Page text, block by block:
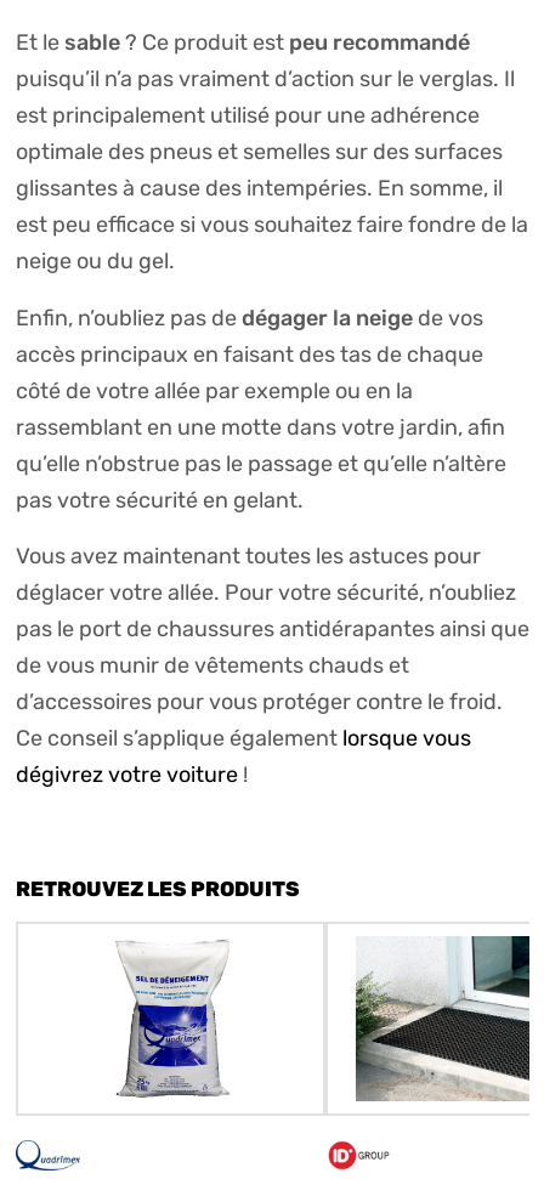
Et le sable? Ce produit est peu recommandé
puisqu’il n’a pas vraiment d’action sur le verglas. Il
est principalement utilisé pour une adhérence
optimale des pneus et semelles sur des surfaces
glissantes à cause des intempéries. En somme, il
est peu efficace si vous souhaitez faire fondre de la
neige ou du gel.
Enfin, n’oubliez pas dedégager la neigede vos
accès principaux en faisant des tas de chaque
côté de votre allée par exemple ou en la
rassemblant en une motte dans votre jardin, afin
qu’elle n’obstrue pas le passage et qu’elle n’altère
pas votre sécurité en gelant.
Vous avez maintenant toutes les astuces pour
déglacer votre allée. Pour votre sécurité, n’oubliez
pas le port de chaussures antidérapantes ainsi que
de vous munir de vêtements chauds et
d’accessoires pour vous protéger contre le froid.
Ce conseil s’applique également lorsque vous
dégivrez votre voiture !
RETROUVEZ LES PRODUITS